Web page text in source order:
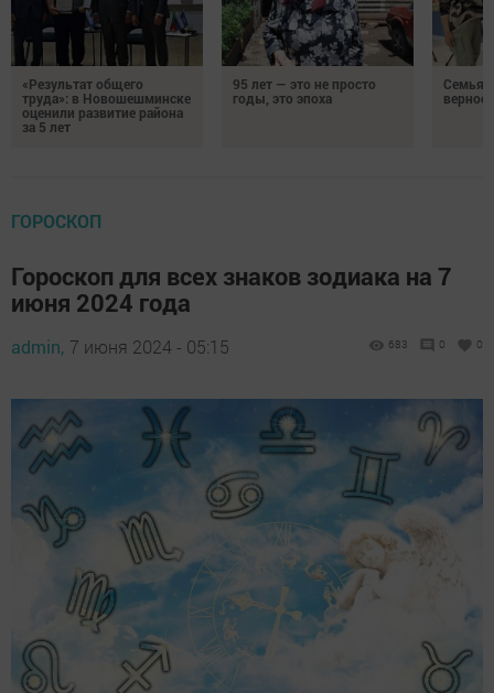
«Результат общего
труда»: в Новошешминске
оценили развитие района
за 5 лет
95 лет — это не просто
годы, это эпоха
Семья
ГОРОСКОП
Гороскоп для всех знаков зодиака на 7
июня 2024 года
admin, 7 июня 2024 - 05:15 683 0 0